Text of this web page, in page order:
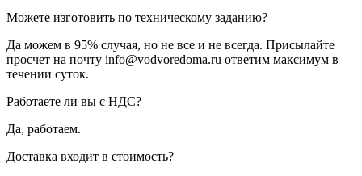
Можете изготовить по техническому заданию?
Да можем в 95% случая, но не все и не всегда. Присылайте
просчет на почту info@vodvoredoma.ru ответим максимум в
течении суток.
Работаете ли вы с НДС?
Да, работаем.
Доставка входит в стоимость?